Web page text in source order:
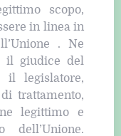
scopo,
in linea in
. Ne
il giudice del
il legislatore,
trattamento,
legittimo e